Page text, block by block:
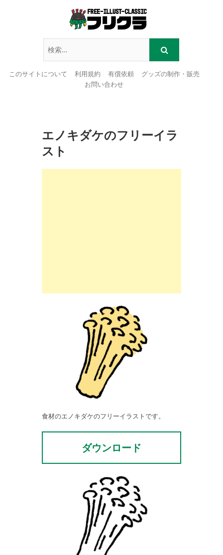
このサイトについて 利用規約 有償依頼
グッズの制作・販売
お問い合わせ
エノキダケのフリーイラ
スト
食材のエノキダケのフリーイラストです。
ダウンロード